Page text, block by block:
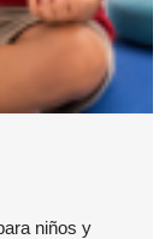
niños y